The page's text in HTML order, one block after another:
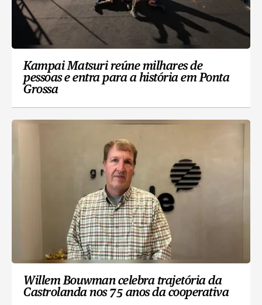
Kampai Matsuri reúne milhares de
pessoas e entra para a história em Ponta
Grossa
Willem Bouwman celebra trajetória da
Castrolanda nos 75 anos da cooperativa